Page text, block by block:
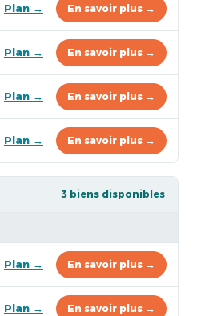
Plan → En savoir plus →
Plan → En savoir plus →
Plan → En savoir plus →
Plan → En savoir plus →
3 biens disponibles
Plan → En savoir plus →
Plan → En savoir plus →